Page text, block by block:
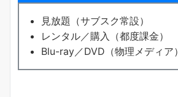
見放題（サブスク常設）
レンタル／購入（都度課金）
Blu-ray／DVD（物理メディア）